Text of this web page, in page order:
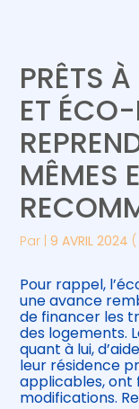
Gérer votre
Piloter votre
Développer
Construire votre
Être prêt pour la
électronique
Suivre votre
Gérer vos
PRÊTS
ET
MÊMES
Par |9 AVRIL 2024
Pour rappel,
une avance
de financer les
des logements.
quant à lui,
leur résidence
applicables, ont
modifications.